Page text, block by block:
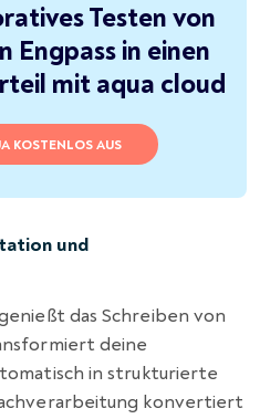
Testen von
Engpass in einen
mit aqua cloud
KOSTENLOS AUS
und
das Schreiben von
deine
in strukturierte
konvertiert